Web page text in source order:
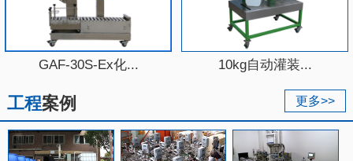
GAF-30S-Ex化... 10kg自动灌装...
更多>>
工程案例